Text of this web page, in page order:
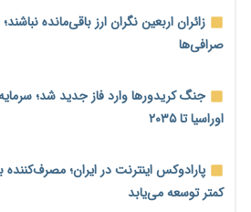
زائران اربعین نگران ارز باقی‌مانده
صرافی‌ها
اوراسیا تا ۲۰۳۵
پارادوکس اینترنت در ایران؛ مصرف‌کننده
کمتر توسعه می‌یابد